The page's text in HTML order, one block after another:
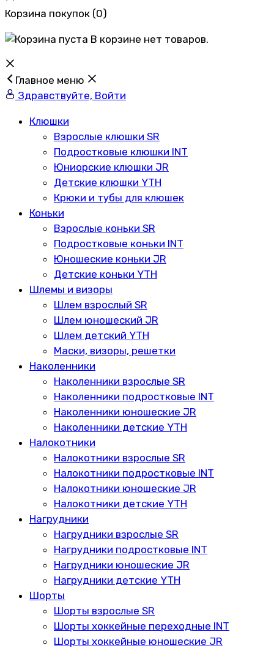
Корзина покупок (0)
В корзине нет товаров.
Главное меню
Здравствуйте, Войти
Клюшки
Взрослые клюшки SR
Подростковые клюшки INT
Юниорские клюшки JR
Детские клюшки YTH
Крюки и тубы для клюшек
Коньки
Взрослые коньки SR
Подростковые коньки INT
Юношеские коньки JR
Детские коньки YTH
Шлемы и визоры
Шлем взрослый SR
Шлем юношеский JR
Шлем детский YTH
Маски, визоры, решетки
Наколенники
Наколенники взрослые SR
Наколенники подростковые INT
Наколенники юношеские JR
Наколенники детские YTH
Налокотники
Налокотники взрослые SR
Налокотники подростковые INT
Налокотники юношеские JR
Налокотники детские YTH
Нагрудники
Нагрудники взрослые SR
Нагрудники подростковые INT
Нагрудники юношеские JR
Нагрудники детские YTH
Шорты
Шорты взрослые SR
Шорты хоккейные переходные INT
Шорты хоккейные юношеские JR